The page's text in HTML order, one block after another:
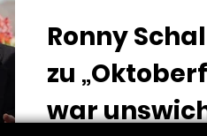
Ronny
zu
war